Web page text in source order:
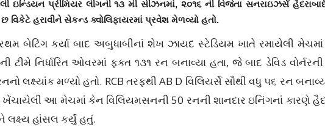
પ્રીમિયર લીગની ૧૩ મી સીઝનમાં, ૨૦૧૬ ની વિજેતા સનરાઇઝર્સ
વિકેટે હરાવીને સેકન્ડ ક્વોલિફાયરમાં પ્રવેશ મેળવ્યો હતો.
બેટિંગ કર્યા બાદ અબુધાબીનાં શેખ ઝાયદ સ્ટેડિયમ ખાતે રમાયેલી
ટીમે નિર્ધારિત ઓવરમાં ફક્ત ૧૩૧ રન બનાવ્યા હતા, જે બાદ ડેવિડ
લક્ષ્‍યાંક મળ્યો હતો. RCB તરફથી AB D વિલિયર્સે સૌથી વધુ ૫૬ રન
આ મેચમાં કેન વિલિયમસનની 50 રનની શાનદાર ઇનિંગનાં કારણે
લક્ષ્‍ય હાંસલ કર્યું હતું.